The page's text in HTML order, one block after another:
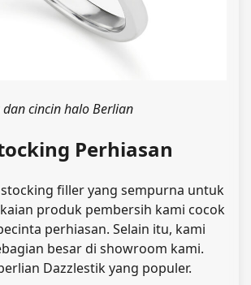
cincin halo Berlian
Perhiasan
filler yang sempurna untuk
produk pembersih kami cocok
perhiasan. Selain itu, kami
besar di showroom kami.
Dazzlestik yang populer.